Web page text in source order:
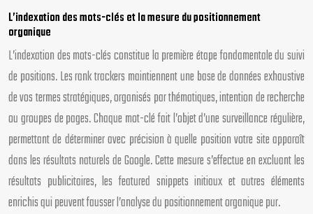
L’indexation des mots-clés et la mesure du positionnement
organique
L’indexation des mots-clés constitue la première étape fondamentale du suivi
de positions. Les rank trackers maintiennent une base de données exhaustive
de vos termes stratégiques, organisés par thématiques, intention de recherche
ou groupes de pages. Chaque mot-clé fait l’objet d’une surveillance régulière,
permettant de déterminer avec précision à quelle position votre site apparaît
dans les résultats naturels de Google. Cette mesure s’effectue en excluant les
résultats publicitaires, les featured snippets initiaux et autres éléments
enrichis qui peuvent fausser l’analyse du positionnement organique pur.